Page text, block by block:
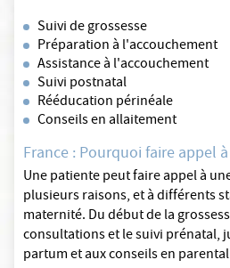
Suivi de grossesse
Préparation à l'accouchement
Assistance à l'accouchement
Suivi postnatal
Rééducation périnéale
Conseils en allaitement
France : Pourquoi faire appel
Une patiente peut faire appel à
plusieurs raisons, et à différents
maternité. Du début de la
consultations et le suivi prénatal,
partum et aux conseils en